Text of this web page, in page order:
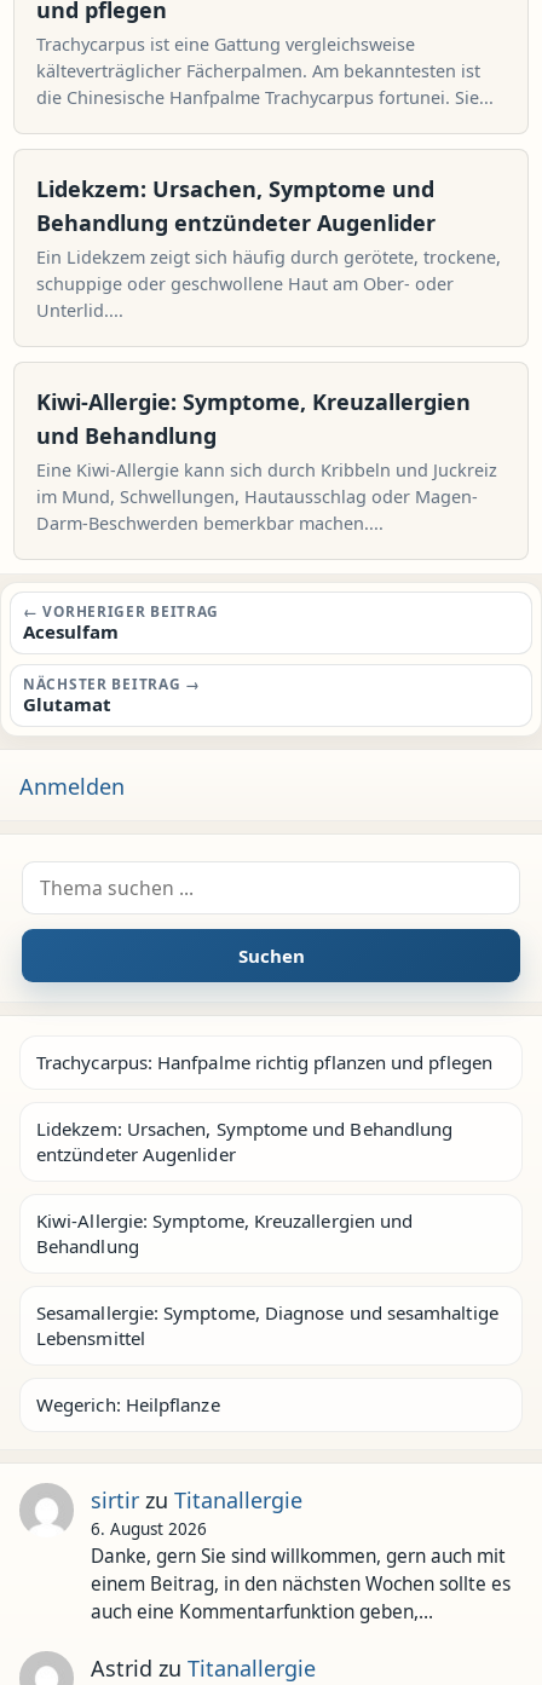
und pflegen
Trachycarpus ist eine Gattung vergleichsweise
kälteverträglicher Fächerpalmen. Am bekanntesten ist
die Chinesische Hanfpalme Trachycarpus fortunei. Sie...
Lidekzem: Ursachen, Symptome und
Behandlung entzündeter Augenlider
Ein Lidekzem zeigt sich häufig durch gerötete, trockene,
schuppige oder geschwollene Haut am Ober- oder
Unterlid....
Kiwi-Allergie: Symptome, Kreuzallergien
und Behandlung
Eine Kiwi-Allergie kann sich durch Kribbeln und Juckreiz
im Mund, Schwellungen, Hautausschlag oder Magen-
Darm-Beschwerden bemerkbar machen....
Beitragsnavigation
← VORHERIGER BEITRAG
Acesulfam
NÄCHSTER BEITRAG →
Glutamat
Anmelden
Suche nach:
Suchen
Trachycarpus: Hanfpalme richtig pflanzen und pflegen
Lidekzem: Ursachen, Symptome und Behandlung
entzündeter Augenlider
Kiwi-Allergie: Symptome, Kreuzallergien und
Behandlung
Sesamallergie: Symptome, Diagnose und sesamhaltige
Lebensmittel
Wegerich: Heilpflanze
sirtirzu Titanallergie
6. August 2026
Danke, gern Sie sind willkommen, gern auch mit
einem Beitrag, in den nächsten Wochen sollte es
auch eine Kommentarfunktion geben,…
Astrid zu Titanallergie